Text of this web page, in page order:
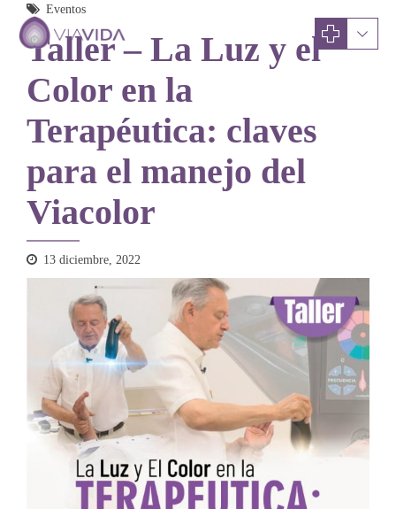
Eventos
Taller – La Luz y el
Color en la
Terapéutica: claves
para el manejo del
Viacolor
13 diciembre, 2022